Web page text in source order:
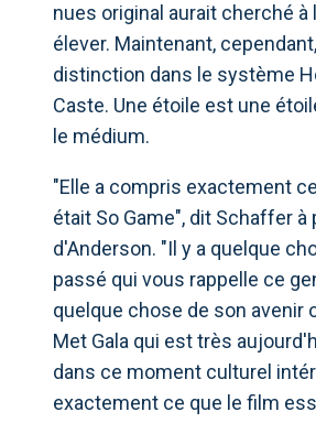
nues original aurait cherché à
élever. Maintenant,
distinction dans le système
Caste. Une étoile est une
le médium.
"Elle a compris exactement
était So Game", dit Schaffer à
d'Anderson. "Il y a quelque
passé qui vous rappelle ce
quelque chose de son avenir
Met Gala qui est très
dans ce moment culturel
exactement ce que le film